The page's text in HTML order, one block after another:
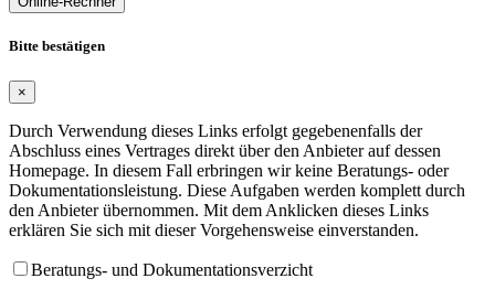
Bitte bestätigen
×
Durch Verwendung dieses Links erfolgt gegebenenfalls der
Abschluss eines Vertrages direkt über den Anbieter auf dessen
Homepage. In diesem Fall erbringen wir keine Beratungs- oder
Dokumentationsleistung. Diese Aufgaben werden komplett durch
den Anbieter übernommen. Mit dem Anklicken dieses Links
erklären Sie sich mit dieser Vorgehensweise einverstanden.
Beratungs- und Dokumentationsverzicht